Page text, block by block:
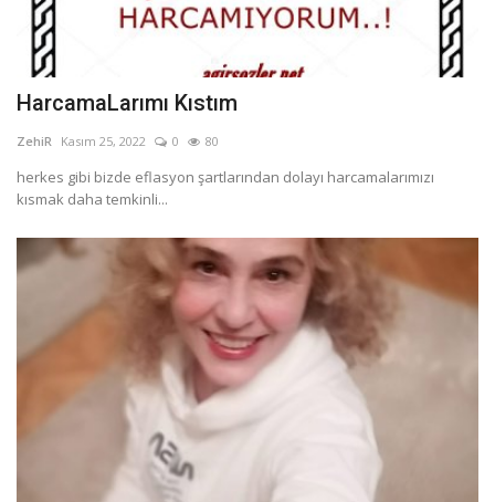
HarcamaLarımı Kıstım
ZehiR Kasım 25, 2022 0 80
herkes gibi bizde eflasyon şartlarından dolayı harcamalarımızı
kısmak daha temkinli...